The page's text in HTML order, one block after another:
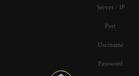
Server / IP
Port
Username
Password